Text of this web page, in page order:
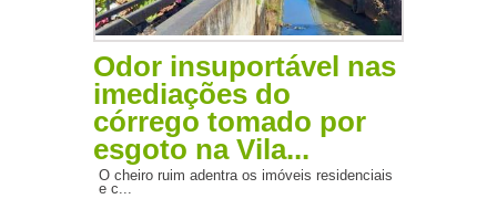
Odor insuportável nas
imediações do
córrego tomado por
esgoto na Vila...
O cheiro ruim adentra os imóveis residenciais
e c...